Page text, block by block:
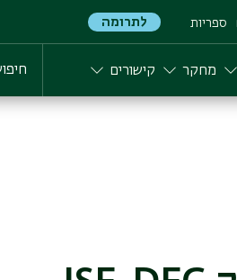
ספריות לתרומה
מחקר קישורים חיפוש